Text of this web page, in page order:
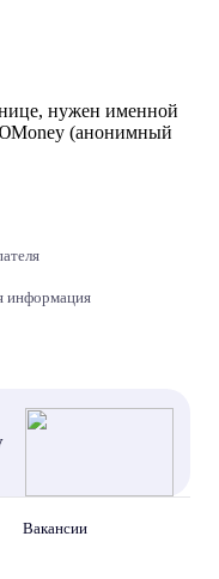
нужен именной
(анонимный
информация
Вакансии